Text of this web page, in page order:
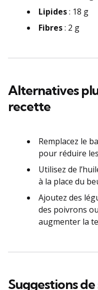
Lipides: 18 g
Fibres: 2 g
Alternatives
recette
Remplacez le
pour réduire
Utilisez de
à la place du
Ajoutez des
des poivrons
augmenter la
Suggestions